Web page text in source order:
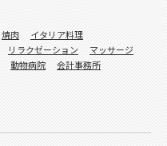
焼肉
イタリア料理
リラクゼーション
マッサージ
動物病院
会計事務所